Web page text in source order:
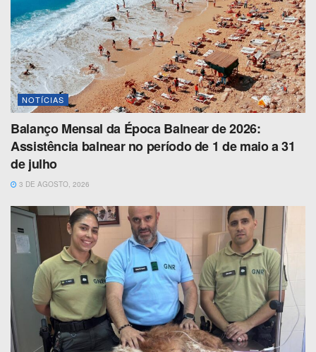
NOTÍCIAS
Balanço Mensal da Época Balnear de 2026:
Assistência balnear no período de 1 de maio a 31
de julho
3 DE AGOSTO, 2026